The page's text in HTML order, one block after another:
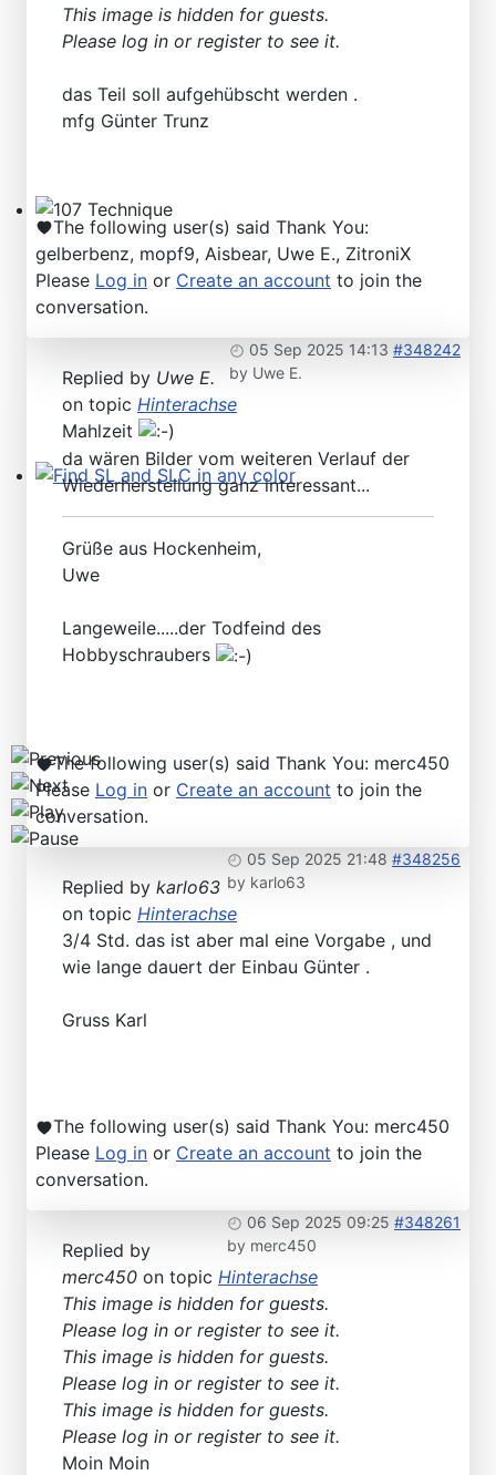
107 Technique
Find SL and SLC in any color
This image is hidden for guests.
Please log in or register to see it.
das Teil soll aufgehübscht werden .
mfg Günter Trunz
The following user(s) said Thank You:
gelberbenz, mopf9, Aisbear, Uwe E., ZitroniX
Please Log in or Create an account to join the
conversation.
05 Sep 2025 14:13 #348242
by Uwe E.
Replied by Uwe E.
on topic Hinterachse
Mahlzeit
da wären Bilder vom weiteren Verlauf der
Wiederherstellung ganz interessant...
Grüße aus Hockenheim,
Uwe
Langeweile.....der Todfeind des
Hobbyschraubers
The following user(s) said Thank You: merc450
Please Log in or Create an account to join the
conversation.
05 Sep 2025 21:48 #348256
by karlo63
Replied by karlo63
on topic Hinterachse
3/4 Std. das ist aber mal eine Vorgabe , und
wie lange dauert der Einbau Günter .
Gruss Karl
The following user(s) said Thank You: merc450
Please Log in or Create an account to join the
conversation.
06 Sep 2025 09:25 #348261
by merc450
Replied by
merc450 on topic Hinterachse
This image is hidden for guests.
Please log in or register to see it.
This image is hidden for guests.
Please log in or register to see it.
This image is hidden for guests.
Please log in or register to see it.
Moin Moin